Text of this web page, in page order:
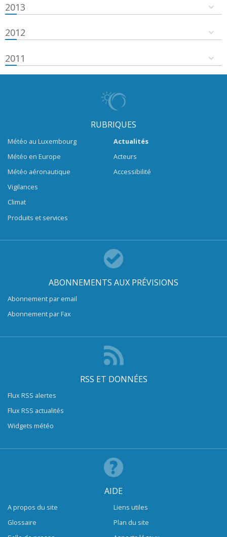
2013
2012
2011
RUBRIQUES
Météo au Luxembourg
Météo en Europe
Météo aéronautique
Vigilances
Climat
Produits et services
Actualités
Acteurs
Accessibilité
ABONNEMENTS AUX PRÉVISIONS
Abonnement par email
Abonnement par Fax
RSS ET DONNÉES
Flux RSS alertes
Flux RSS actualités
Widgets météo
AIDE
A propos du site
Glossaire
Liens utiles
Plan du site